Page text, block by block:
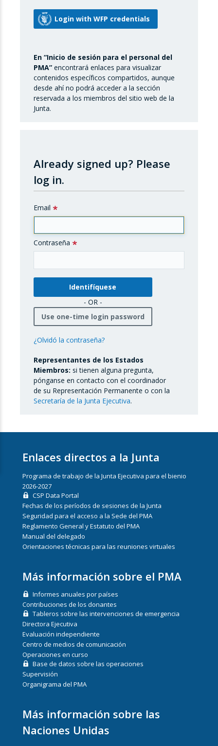
En “Inicio de sesión para el personal del
PMA” encontrará enlaces para visualizar
contenidos específicos compartidos, aunque
desde ahí no podrá acceder a la sección
reservada a los miembros del sitio web de la
Junta.
Already signed up? Please
log in.
Email
Contraseña
- OR -
Use one-time login password
¿Olvidó la contraseña?
Representantes de los Estados
Miembros: si tienen alguna pregunta,
pónganse en contacto con el coordinador
de su Representación Permanente o con la
Secretaría de la Junta Ejecutiva.
Enlaces directos a la Junta
Programa de trabajo de la Junta Ejecutiva para el bienio
2026-2027
CSP Data Portal
Fechas de los períodos de sesiones de la Junta
Seguridad para el acceso a la Sede del PMA
Reglamento General y Estatuto del PMA
Manual del delegado
Orientaciones técnicas para las reuniones virtuales
Más información sobre el PMA
Informes anuales por países
Contribuciones de los donantes
Tableros sobre las intervenciones de emergencia
Directora Ejecutiva
Evaluación independiente
Centro de medios de comunicación
Operaciones en curso
Base de datos sobre las operaciones
Supervisión
Organigrama del PMA
Más información sobre las
Naciones Unidas